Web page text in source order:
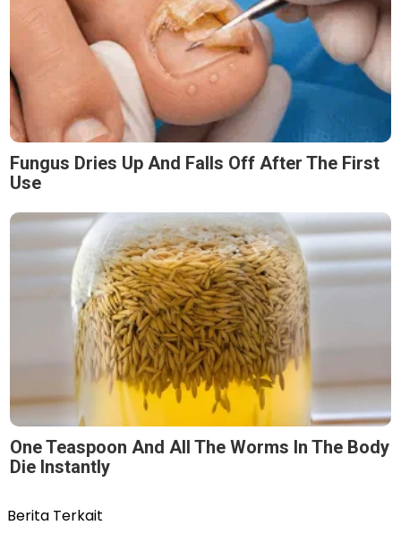
Fungus Dries Up And Falls Off After The First
Use
One Teaspoon And All The Worms In The Body
Die Instantly
Berita Terkait